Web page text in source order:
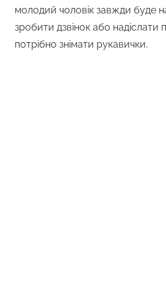
молодий чоловік завжди буде
зробити дзвінок або надіслати
потрібно знімати рукавички.